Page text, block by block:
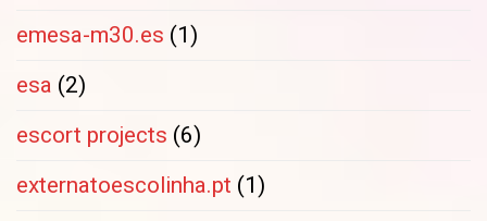
emesa-m30.es (1)
esa (2)
escort projects (6)
externatoescolinha.pt (1)